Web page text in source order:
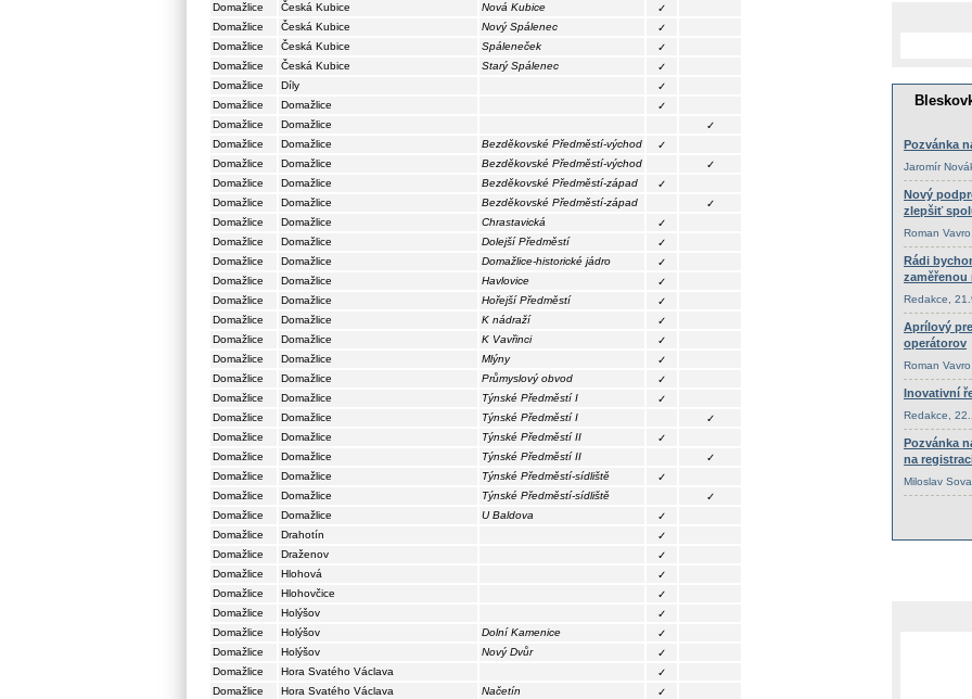
Domažlice
Česká Kubice Nová Kubice
✓
Domažlice
Česká Kubice Nový Spálenec
✓
Domažlice
Česká Kubice Spáleneček
✓
Domažlice
Česká Kubice Starý Spálenec
✓
Domažlice
Díly
✓
Domažlice
Domažlice
✓
Domažlice
Domažlice
✓
Domažlice
Domažlice Bezděkovské Předměstí-východ
✓
Domažlice
Domažlice Bezděkovské Předměstí-východ
✓
Domažlice
Domažlice Bezděkovské Předměstí-západ
✓
Domažlice
Domažlice Bezděkovské Předměstí-západ
✓
Domažlice
Domažlice Chrastavická
✓
Domažlice
Domažlice Dolejší Předměstí
✓
Domažlice
Domažlice Domažlice-historické jádro
✓
Domažlice
Domažlice Havlovice
✓
Domažlice
Domažlice Hořejší Předměstí
✓
Domažlice
Domažlice K nádraží
✓
Domažlice
Domažlice K Vavřinci
✓
Domažlice
Domažlice Mlýny
✓
Domažlice
Domažlice Průmyslový obvod
✓
Domažlice
Domažlice Týnské Předměstí I
✓
Domažlice
Domažlice Týnské Předměstí I
✓
Domažlice
Domažlice Týnské Předměstí II
✓
Domažlice
Domažlice Týnské Předměstí II
✓
Domažlice
Domažlice Týnské Předměstí-sídliště
✓
Domažlice
Domažlice Týnské Předměstí-sídliště
✓
Domažlice
Domažlice U Baldova
✓
Domažlice
Drahotín
✓
Domažlice
Draženov
✓
Domažlice
Hlohová
✓
Domažlice
Hlohovčice
✓
Domažlice
Holýšov
✓
Domažlice
Holýšov Dolní Kamenice
✓
Domažlice
Holýšov Nový Dvůr
✓
Domažlice
Hora Svatého Václava
✓
Domažlice
Hora Svatého Václava Načetín
✓